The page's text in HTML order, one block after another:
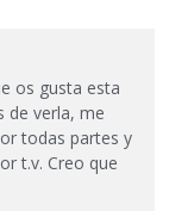
os gusta esta
de verla, me
todas partes y
t.v. Creo que